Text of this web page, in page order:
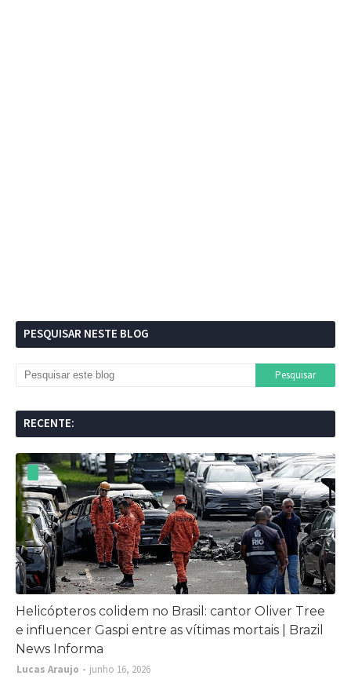
PESQUISAR NESTE BLOG
RECENTE:
Helicópteros colidem no Brasil: cantor Oliver Tree
e influencer Gaspi entre as vítimas mortais | Brazil
News Informa
Lucas Araujo
junho 16, 2026